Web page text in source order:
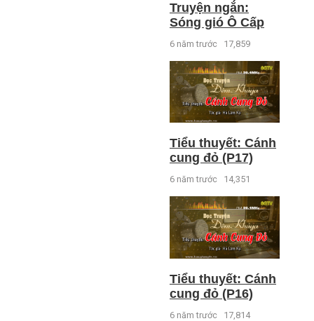
Truyện ngắn:
Sóng gió Ô Cấp
6 năm trước 17,859
Tiểu thuyết: Cánh
cung đỏ (P17)
6 năm trước 14,351
Tiểu thuyết: Cánh
cung đỏ (P16)
6 năm trước 17,814